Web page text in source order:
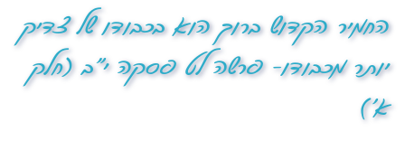
החמיר הקדוש ברוך הוא בכבודו של צדיק
יותר מכבודו- פרשה לט פסקה י"ב (חלק
א')